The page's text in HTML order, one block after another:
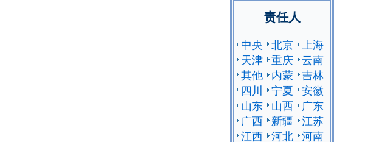
责任人
中央 北京
上海
天津 重庆 云南
其他 内蒙 吉林
四川
宁夏 安徽
山东 山西
广东
广西 新疆 江苏
江西 河北 河南